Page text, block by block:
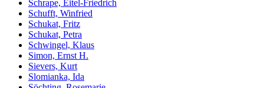
Schrape, Eitel-Friedrich
Schufft, Winfried
Schukat, Fritz
Schukat, Petra
Schwingel, Klaus
Simon, Ernst H.
Sievers, Kurt
Slomianka, Ida